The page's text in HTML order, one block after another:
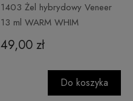
1403 Żel hybrydowy Veneer
13 ml WARM WHIM
49,00 zł
Do koszyka